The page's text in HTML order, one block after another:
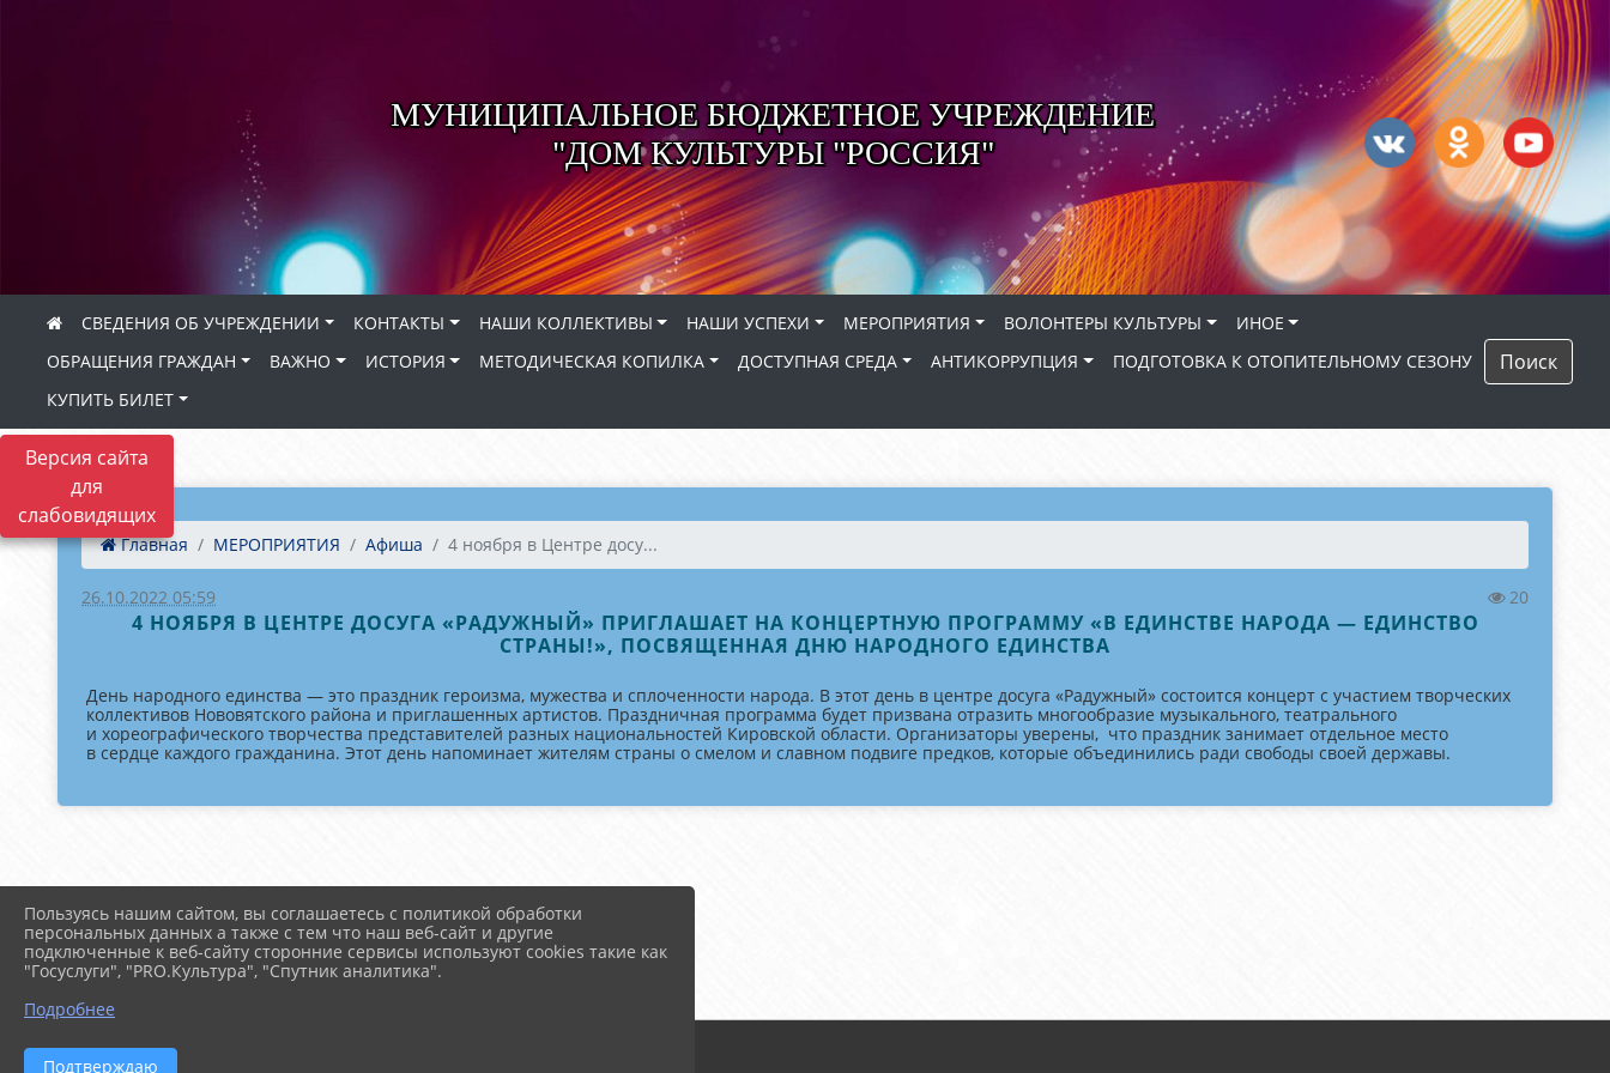
Версия сайта
для
слабовидящих
МУНИЦИПАЛЬНОЕ БЮДЖЕТНОЕ УЧРЕЖДЕНИЕ
"ДОМ КУЛЬТУРЫ "РОССИЯ"
СВЕДЕНИЯ ОБ УЧРЕЖДЕНИИ КОНТАКТЫ НАШИ КОЛЛЕКТИВЫ НАШИ УСПЕХИ МЕРОПРИЯТИЯ ВОЛОНТЕРЫ КУЛЬТУРЫ
ИНОЕ
ОБРАЩЕНИЯ ГРАЖДАН
ВАЖНО ИСТОРИЯ МЕТОДИЧЕСКАЯ КОПИЛКА ДОСТУПНАЯ СРЕДА АНТИКОРРУПЦИЯ
ПОДГОТОВКА К ОТОПИТЕЛЬНОМУ СЕЗОНУ
КУПИТЬ БИЛЕТ
Поиск
Главная МЕРОПРИЯТИЯ Афиша 4 ноября в Центре досу...
26.10.2022 05:59 20
4 НОЯБРЯ В ЦЕНТРЕ ДОСУГА «РАДУЖНЫЙ» ПРИГЛАШАЕТ НА КОНЦЕРТНУЮ ПРОГРАММУ «В ЕДИНСТВЕ НАРОДА — ЕДИНСТВО
СТРАНЫ!», ПОСВЯЩЕННАЯ ДНЮ НАРОДНОГО ЕДИНСТВА
День народного единства — это праздник героизма, мужества и сплоченности народа. В этот день в центре досуга «Радужный» состоится концерт с участием творческих
коллективов Нововятского района и приглашенных артистов. Праздничная программа будет призвана отразить многообразие музыкального, театрального
и хореографического творчества представителей разных национальностей Кировской области. Организаторы уверены, что праздник занимает отдельное место
в сердце каждого гражданина. Этот день напоминает жителям страны о смелом и славном подвиге предков, которые объединились ради свободы своей державы.
Пользуясь нашим сайтом, вы соглашаетесь с политикой обработки
персональных данных а также с тем что наш веб-сайт и другие
подключенные к веб-сайту сторонние сервисы используют cookies такие как
"Госуслуги", "PRO.Культура", "Спутник аналитика".
Подробнее
Подтверждаю